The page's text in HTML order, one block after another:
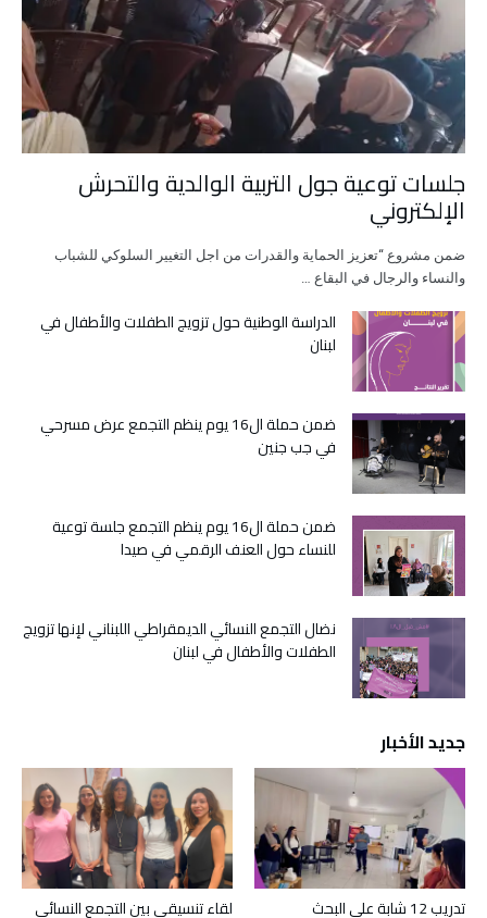
جلسات توعية جول التربية الوالدية والتحرش
الإلكتروني
ضمن مشروع “تعزيز الحماية والقدرات من اجل التغيير السلوكي للشباب
والنساء والرجال في البقاع …
الدراسة الوطنية حول تزويج الطفلات والأطفال في
لبنان
ضمن حملة ال16 يوم ينظم التجمع عرض مسرحي
في جب جنين
ضمن حملة ال16 يوم ينظم التجمع جلسة توعية
للنساء حول العنف الرقمي في صيدا
نضال التجمع النسائي الديمقراطي اللبناني لإنها تزويج
الطفلات والأطفال في لبنان
جديد الأخبار
لقاء تنسيقي بين التجمع النسائي تدريب 12 شابة على البحث